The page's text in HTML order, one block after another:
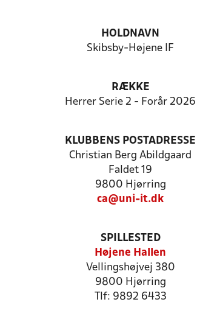
HOLDNAVN
Skibsby-Højene IF
RÆKKE
Herrer Serie 2 - Forår 2026
KLUBBENS POSTADRESSE
Christian Berg Abildgaard
Faldet 19
9800 Hjørring
ca@uni-it.dk
SPILLESTED
Højene Hallen
Vellingshøjvej 380
9800 Hjørring
Tlf: 9892 6433